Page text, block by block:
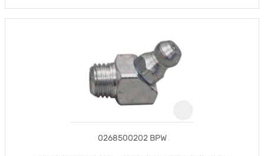
0268500202 BPW